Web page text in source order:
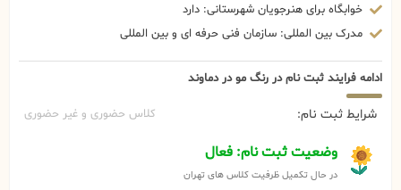
خوابگاه برای هنرجویان شهرستانی: دارد
مدرک بین المللی: سازمان فنی حرفه ای و بین المللی
ادامه فرایند ثبت نام در رنگ مو در دماوند
شرایط ثبت نام: کلاس حضوری و غیر حضوری
وضعیت ثبت نام: فعال
در حال تکمیل ظرفیت کلاس های تهران